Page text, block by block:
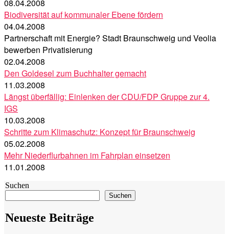
08.04.2008
Biodiversität auf kommunaler Ebene fördern
04.04.2008
Partnerschaft mit Energie? Stadt Braunschweig und Veolia
bewerben Privatisierung
02.04.2008
Den Goldesel zum Buchhalter gemacht
11.03.2008
Längst überfällig: Einlenken der CDU/FDP Gruppe zur 4.
IGS
10.03.2008
Schritte zum Klimaschutz: Konzept für Braunschweig
05.02.2008
Mehr Niederflurbahnen im Fahrplan einsetzen
11.01.2008
Suchen
Suchen
Neueste Beiträge